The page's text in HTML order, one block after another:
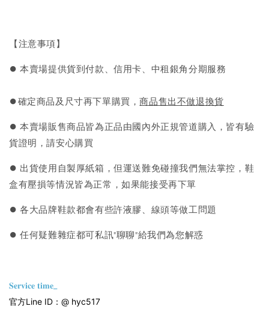
【注意事項】
⏺︎ 本賣場提供貨到付款、信用卡、中租銀角分期服務
⏺︎確定商品及尺寸再下單購買，商品售出不做退換貨
⏺︎ 本賣場販售商品皆為正品由國內外正規管道購入，皆有驗
貨證明，請安心購買
⏺︎ 出貨使用自製厚紙箱，但運送難免碰撞我們無法掌控，鞋
盒有壓損等情況皆為正常，如果能接受再下單
⏺︎ 各大品牌鞋款都會有些許液膠、線頭等做工問題
⏺︎ 任何疑難雜症都可私訊"聊聊"給我們為您解惑
𝐒𝐞𝐫𝐯𝐢𝐜𝐞 𝐭𝐢𝐦𝐞_
官方Line ID：@ hyc517